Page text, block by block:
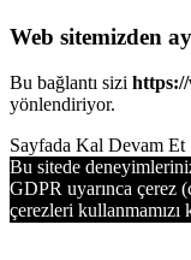
Web sitemizden
Bu bağlantı sizi
yönlendiriyor.
Sayfada Kal Devam Et
Bu sitede
GDPR uyarınca çerez
çerezleri kullanmamızı